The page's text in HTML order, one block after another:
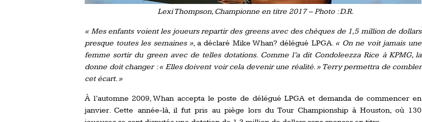
Lexi Thompson, Championne en titre 2017 – Photo : D.R.
« Mes enfants voient les joueurs repartir des greens avec des chèques de 1,5 million de dollars
presque toutes les semaines », a déclaré Mike Whan? délégué LPGA. « On ne voit jamais une
femme sortir du green avec de telles dotations. Comme l’a dit Condoleezza Rice à KPMG, la
donne doit changer : « Elles doivent voir cela devenir une réalité. » Terry permettra de combler
cet écart. »
À l’automne 2009, Whan accepta le poste de délégué LPGA et demanda de commencer en
janvier. Cette année-là, il fut pris au piège lors du Tour Championship à Houston, où 130